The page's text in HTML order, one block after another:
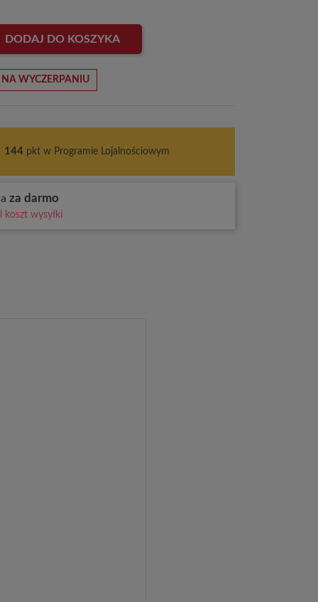
DODAJ DO KOSZYKA
WYCZERPANIU
144pkt w Programie Lojalnościowym
za darmo
koszt wysyłki